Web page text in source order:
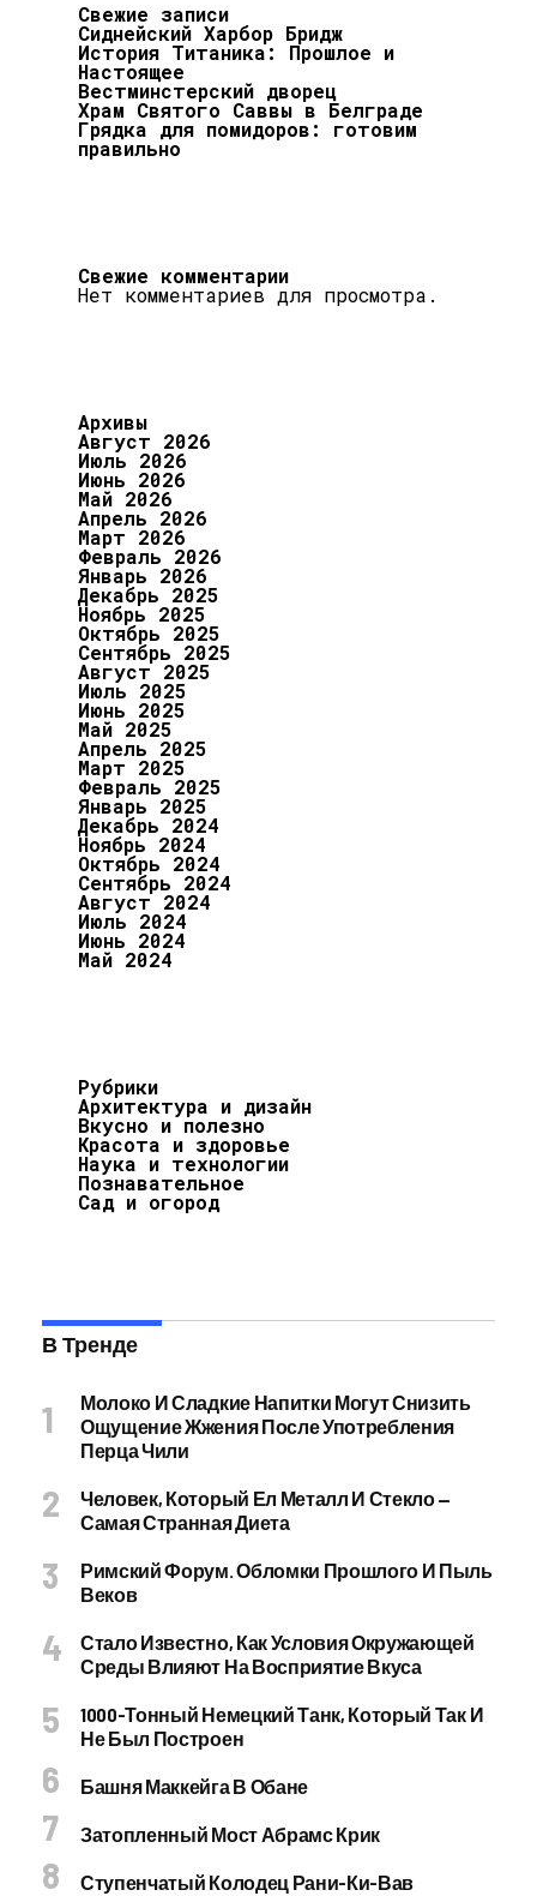
Свежие записи
Сиднейский Харбор Бридж
История Титаника: Прошлое и
Настоящее
Вестминстерский дворец
Храм Святого Саввы в Белграде
Грядка для помидоров: готовим
правильно
Свежие комментарии
Нет комментариев для просмотра.
Архивы
Август 2026
Июль 2026
Июнь 2026
Май 2026
Апрель 2026
Март 2026
Февраль 2026
Январь 2026
Декабрь 2025
Ноябрь 2025
Октябрь 2025
Сентябрь 2025
Август 2025
Июль 2025
Июнь 2025
Май 2025
Апрель 2025
Март 2025
Февраль 2025
Январь 2025
Декабрь 2024
Ноябрь 2024
Октябрь 2024
Сентябрь 2024
Август 2024
Июль 2024
Июнь 2024
Май 2024
Рубрики
Архитектура и дизайн
Вкусно и полезно
Красота и здоровье
Наука и технологии
Познавательное
Сад и огород
В Тренде
Молоко И Сладкие Напитки Могут Снизить
Ощущение Жжения После Употребления
Перца Чили
Человек, Который Ел Металл И Стекло —
Самая Странная Диета
Римский Форум. Обломки Прошлого И Пыль
Веков
Стало Известно, Как Условия Окружающей
Среды Влияют На Восприятие Вкуса
1000-Тонный Немецкий Танк, Который Так И
Не Был Построен
Башня Маккейга В Обане
Затопленный Мост Абрамс Крик
Ступенчатый Колодец Рани-Ки-Вав